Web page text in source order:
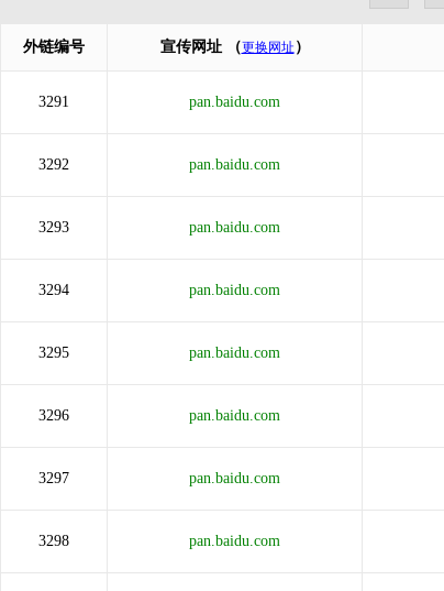
外链编号 宣传网址 （更换网址 ）
3291 pan.baidu.com
3292 pan.baidu.com
3293 pan.baidu.com
3294 pan.baidu.com
3295 pan.baidu.com
3296 pan.baidu.com
3297 pan.baidu.com
3298 pan.baidu.com